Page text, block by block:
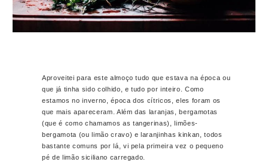
Aproveitei para este almoço tudo que estava na época ou
que já tinha sido colhido, e tudo por inteiro. Como
estamos no inverno, época dos cítricos, eles foram os
que mais apareceram. Além das laranjas, bergamotas
(que é como chamamos as tangerinas), limões-
bergamota (ou limão cravo) e laranjinhas kinkan, todos
bastante comuns por lá, vi pela primeira vez o pequeno
pé de limão siciliano carregado.